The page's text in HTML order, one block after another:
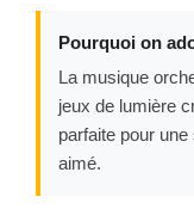
Pourquoi on
La musique
jeux de lumière
parfaite pour
aimé.